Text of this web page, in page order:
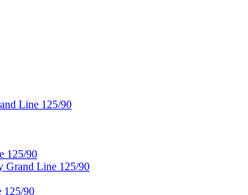
Line 125/90
125/90
Grand Line 125/90
90